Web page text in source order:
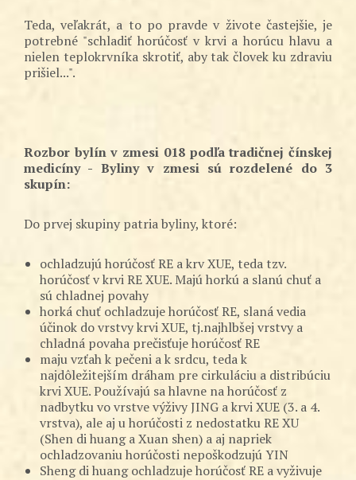
Teda, veľakrát, a to po pravde v živote častejšie, je
potrebné "schladiť horúčosť v krvi a horúcu hlavu a
nielen teplokrvníka skrotiť, aby tak človek ku zdraviu
prišiel...".
Rozbor bylín v zmesi 018 podľa tradičnej čínskej
medicíny - Byliny v zmesi sú rozdelené do 3
skupín:
Do prvej skupiny patria byliny, ktoré:
ochladzujú horúčosť RE a krv XUE, teda tzv.
horúčosť v krvi RE XUE. Majú horkú a slanú chuť a
sú chladnej povahy
horká chuť ochladzuje horúčosť RE, slaná vedia
účinok do vrstvy krvi XUE, tj.najhlbšej vrstvy a
chladná povaha prečisťuje horúčosť RE
maju vzťah k pečeni a k srdcu, teda k
najdôležitejším dráham pre cirkuláciu a distribúciu
krvi XUE. Používajú sa hlavne na horúčosť z
nadbytku vo vrstve výživy JING a krvi XUE (3. a 4.
vrstva), ale aj u horúčosti z nedostatku RE XU
(Shen di huang a Xuan shen) a aj napriek
ochladzovaniu horúčosti nepoškodzujú YIN
Sheng di huang ochladzuje horúčosť RE a vyživuje